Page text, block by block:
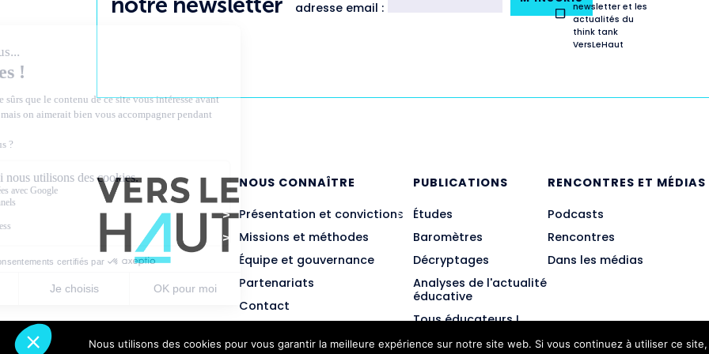
adresse email :
newsletter et les
actualités du
think tank
VersLeHaut
NOUS CONNAÎTRE
Présentation et convictions
Missions et méthodes
Équipe et gouvernance
Partenariats
Contact
PUBLICATIONS
Études
Baromètres
Décryptages
Analyses de l'actualité
éducative
Tous éducateurs !
RENCONTRES ET MÉDIAS
Podcasts
Rencontres
Dans les médias
Nous utilisons des cookies pour vous garantir la meilleure expérience sur notre site web. Si vous continuez à utiliser ce